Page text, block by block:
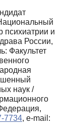
психиатрии и
России,
Факультет
наук /
7734, e-mail: